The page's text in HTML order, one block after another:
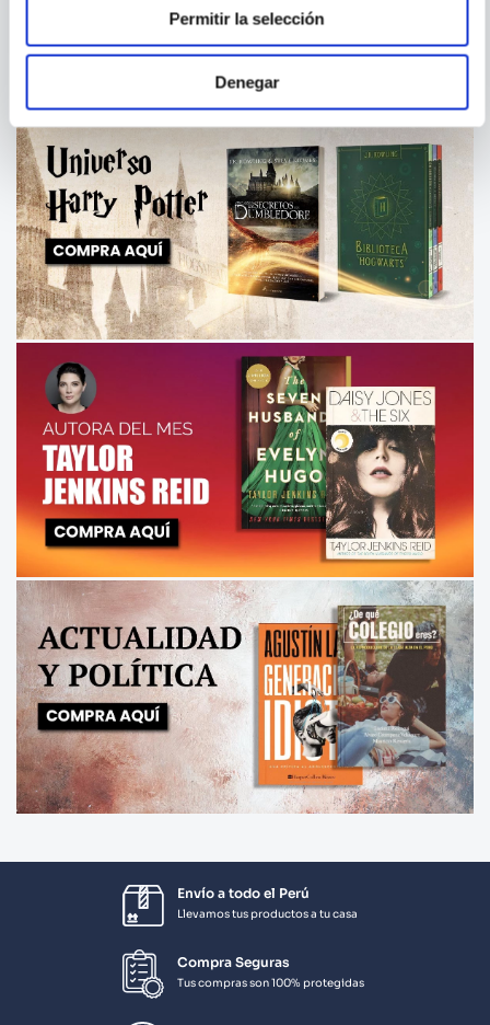
Permitir la selección
Denegar
Envío a todo el Perú
Llevamos tus productos a tu casa
Compra Seguras
Tus compras son 100% protegidas